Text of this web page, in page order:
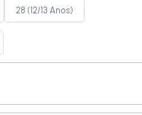
28 (12/13 Anos)